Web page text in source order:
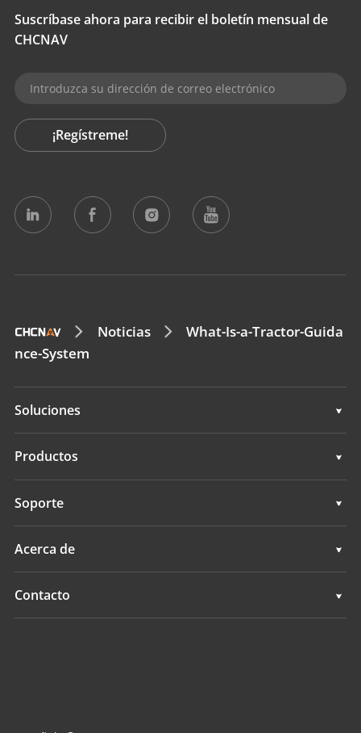
Suscríbase ahora para recibir el boletín mensual de
CHCNAV
¡Regístreme!
Noticias
What-Is-a-Tractor-Guida
nce-System
Soluciones
Soluciones
Productos
Sistemas de nivelación de terrenos
Soporte
Soporte
Acerca de
Descripción general
Contacto